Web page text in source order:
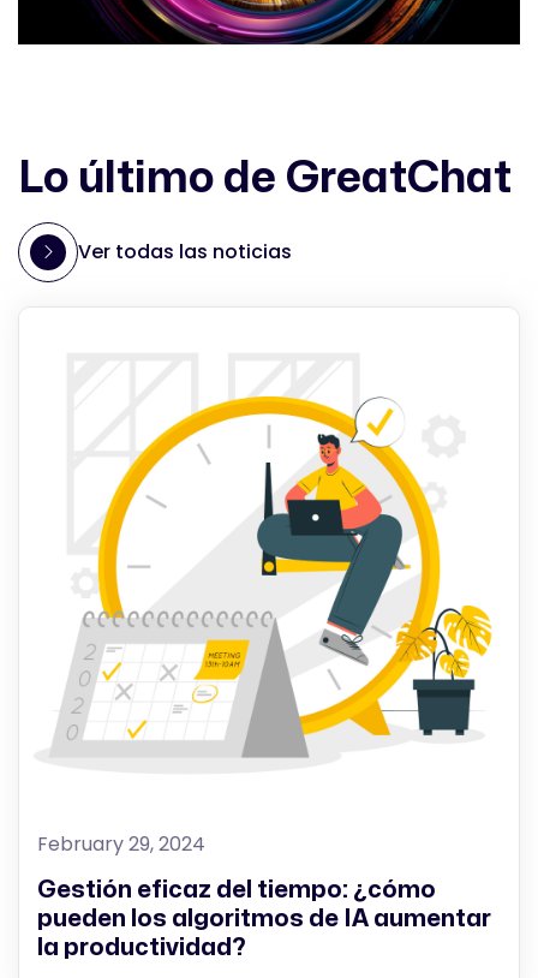
Lo último de GreatChat
Ver todas las noticias
February 29, 2024
Gestión eficaz del tiempo: ¿cómo
pueden los algoritmos de IA aumentar
la productividad?